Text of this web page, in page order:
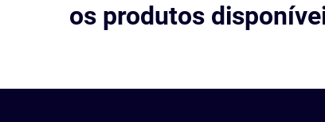
os produtos